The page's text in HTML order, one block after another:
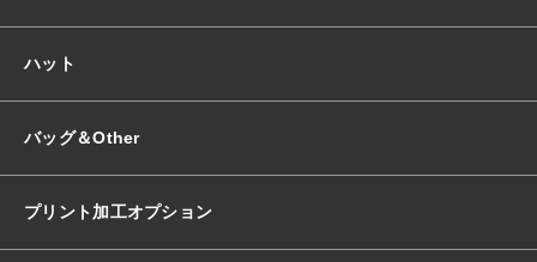
ハット
バッグ＆Other
プリント加工オプション